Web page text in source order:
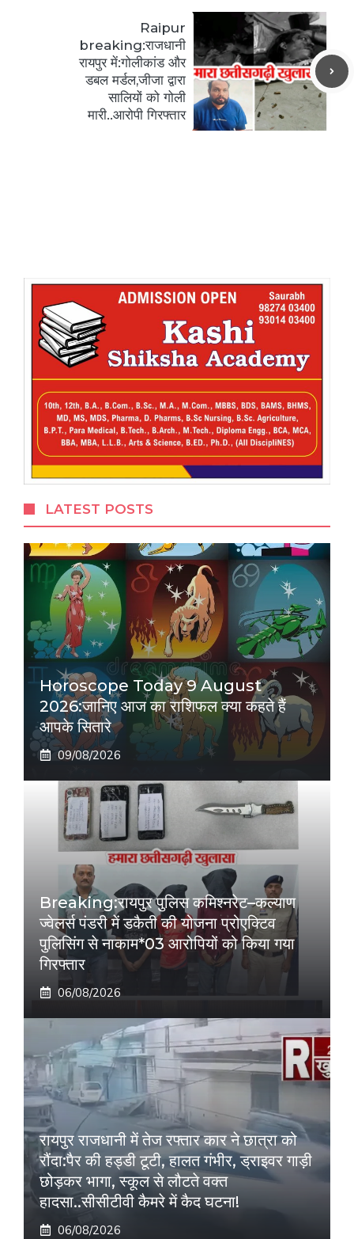
Raipur
breaking:राजधानी
रायपुर में:गोलीकांड और
डबल मर्डल,जीजा द्वारा
सालियों को गोली
मारी..आरोपी गिरफ्तार
LATEST POSTS
Horoscope Today 9 August
2026:जानिए आज का राशिफल क्या कहते हैं
आपके सितारे
09/08/2026
Breaking:रायपुर पुलिस कमिश्नरेट–कल्याण
ज्वेलर्स पंडरी में डकैती की योजना प्रोएक्टिव
पुलिसिंग से नाकाम*03 आरोपियों को किया गया
गिरफ्तार
06/08/2026
रायपुर राजधानी में तेज रफ्तार कार ने छात्रा को
रौंदा:पैर की हड्डी टूटी, हालत गंभीर, ड्राइवर गाड़ी
छोड़कर भागा, स्कूल से लौटते वक्त
हादसा..सीसीटीवी कैमरे में कैद घटना!
06/08/2026